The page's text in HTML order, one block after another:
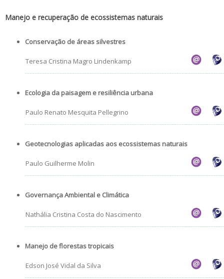
Manejo e recuperação de ecossistemas naturais
Conservação de áreas silvestres
Teresa Cristina Magro Lindenkamp
Ecologia da paisagem e resiliência urbana
Paulo Renato Mesquita Pellegrino
Geotecnologias aplicadas aos ecossistemas naturais
Paulo Guilherme Molin
Governança Ambiental e Climática
Nathália Cristina Costa do Nascimento
Manejo de florestas tropicais
Edson José Vidal da Silva